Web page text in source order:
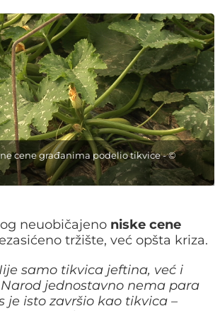
cene građanima podelio tikvice - ©
neuobičajeno niske cene
tržište, već opšta kriza.
samo tikvica jeftina, već i
jednostavno nema para
je isto završio kao tikvica –